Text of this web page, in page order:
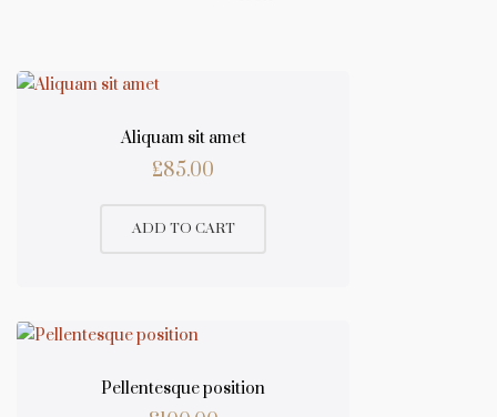
Aliquam sit amet
£85.00
ADD TO CART
Pellentesque position